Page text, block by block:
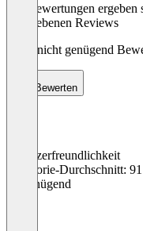
Die Bewertungen
abgegebenen Reviews
Noch nicht genügend
Bewerten
Benutzerfreundlichkeit
Kategorie-Durchschnitt:
Ungenügend